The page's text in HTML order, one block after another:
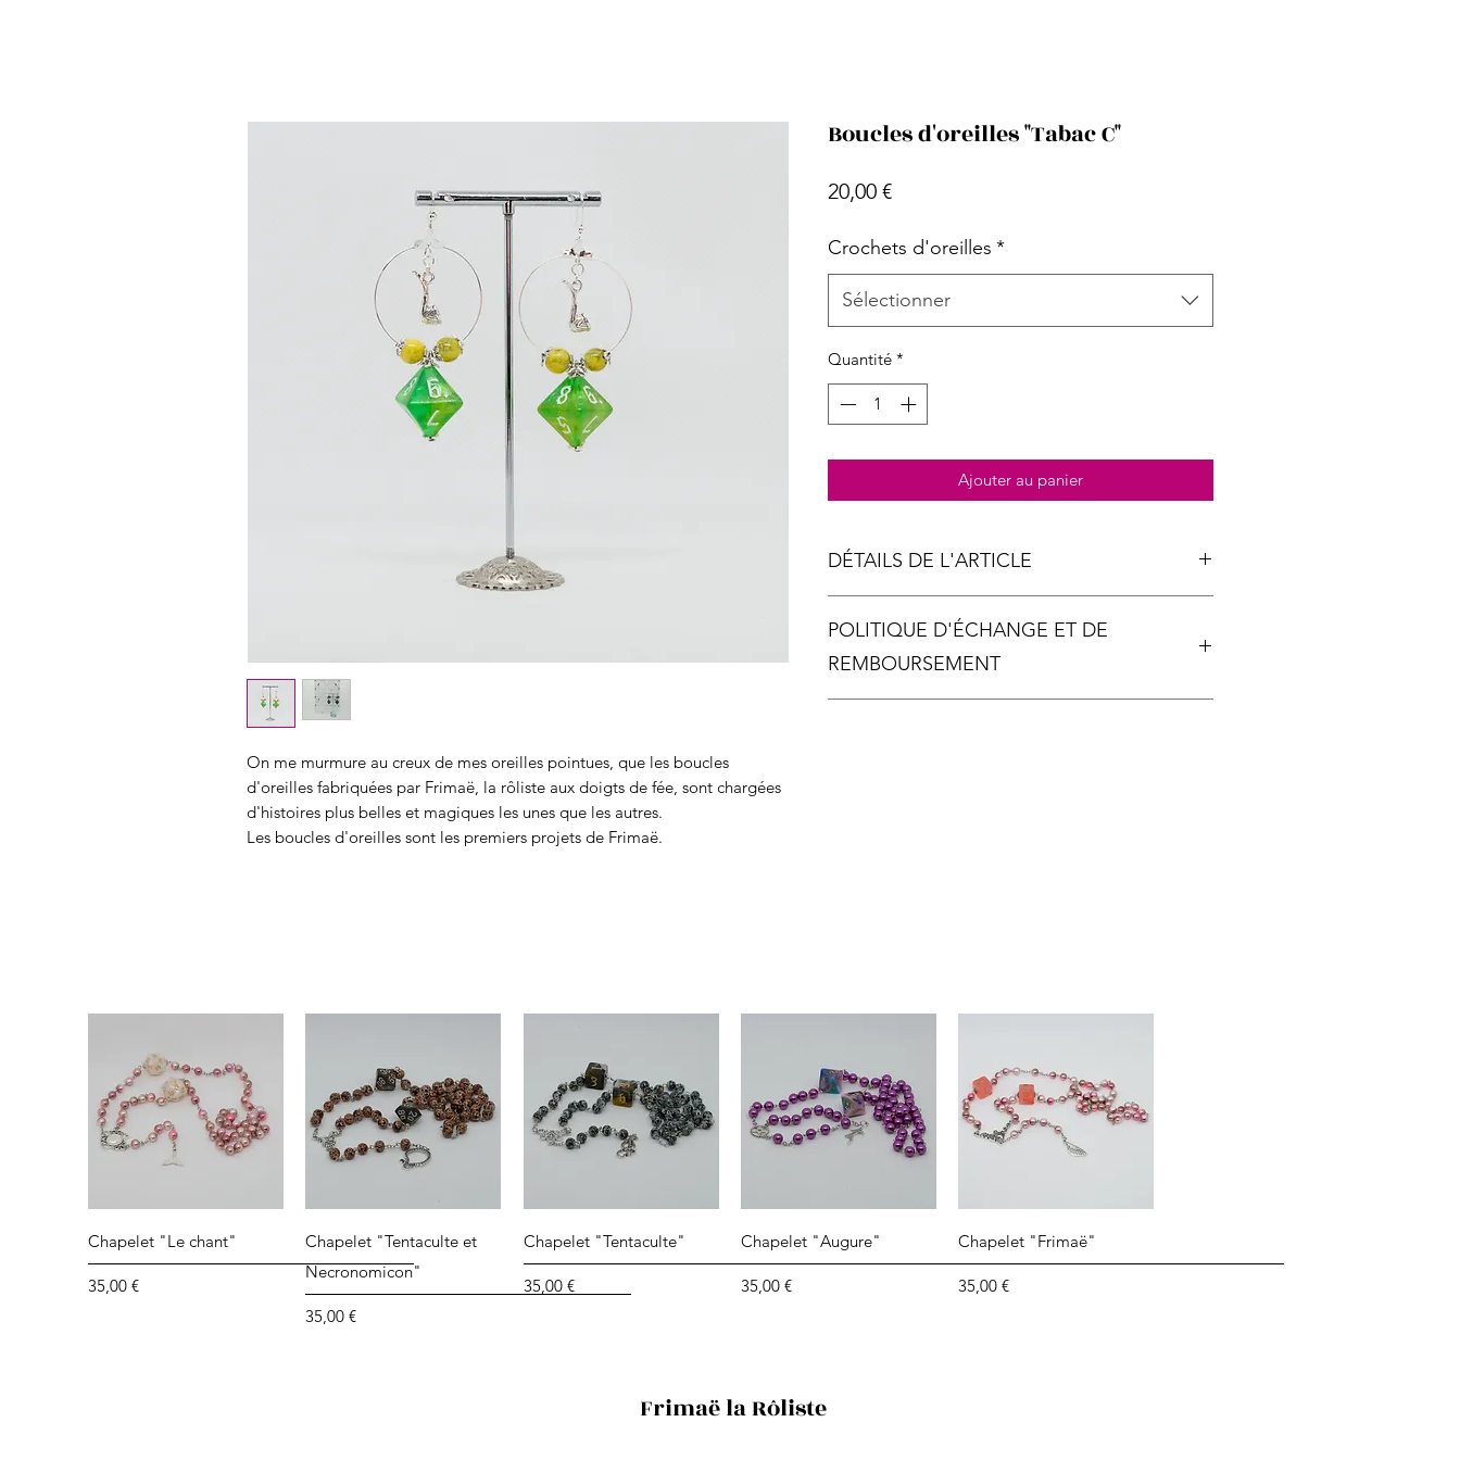
On me murmure au creux de mes oreilles pointues, que les boucles
d'oreilles fabriquées par Frimaë, la rôliste aux doigts de fée, sont chargées
d'histoires plus belles et magiques les unes que les autres.
Les boucles d'oreilles sont les premiers projets de Frimaë.
Boucles d'oreilles "Tabac C"
20,00 €Prix
Crochets d'oreilles *
Sélectionner
Quantité *
Ajouter au panier
DÉTAILS DE L'ARTICLE
Échelle photo 2
POLITIQUE D'ÉCHANGE ET DE
REMBOURSEMENT
Aperçu rapide
Chapelet "Le chant"
Prix
35,00 €
Aperçu rapide
Chapelet "Tentaculte et
Necronomicon"
Prix
35,00 €
Aperçu rapide
Chapelet "Tentaculte"
Prix
35,00 €
Aperçu rapide
Chapelet "Augure"
Prix
35,00 €
Aperçu rapide
Chapelet "Frimaë"
Prix
35,00 €
Frimaë la Rôliste